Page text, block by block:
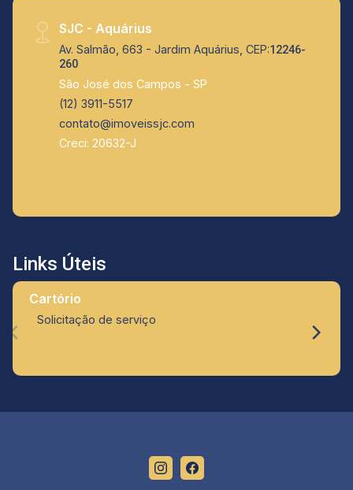
SJC - Aquárius
Av. Salmão, 663 - Jardim Aquárius, CEP:12246-
260
São José dos Campos - SP
(12) 3911-5517
contato@imoveissjc.com
Creci: 20632-J
Links Úteis
Cartório
Solicitação de serviço